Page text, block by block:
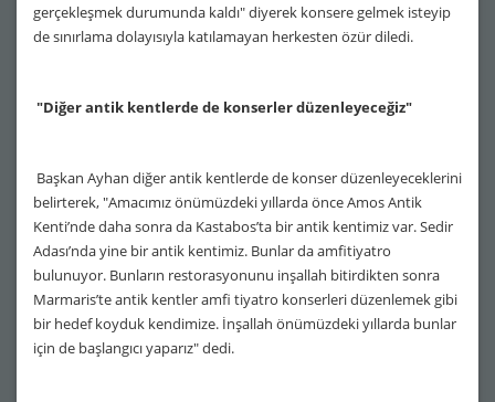
gerçekleşmek durumunda kaldı" diyerek konsere gelmek isteyip
de sınırlama dolayısıyla katılamayan herkesten özür diledi.
"Diğer antik kentlerde de konserler düzenleyeceğiz"
Başkan Ayhan diğer antik kentlerde de konser düzenleyeceklerini
belirterek, "Amacımız önümüzdeki yıllarda önce Amos Antik
Kenti’nde daha sonra da Kastabos’ta bir antik kentimiz var. Sedir
Adası’nda yine bir antik kentimiz. Bunlar da amfitiyatro
bulunuyor. Bunların restorasyonunu inşallah bitirdikten sonra
Marmaris’te antik kentler amfi tiyatro konserleri düzenlemek gibi
bir hedef koyduk kendimize. İnşallah önümüzdeki yıllarda bunlar
için de başlangıcı yaparız" dedi.